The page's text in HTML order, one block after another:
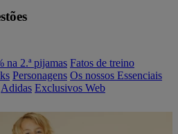
na 2.ª pijamas Fatos de treino
Personagens Os nossos Essenciais
Adidas Exclusivos Web